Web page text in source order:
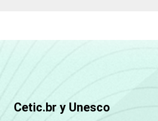
Mais de 5
Cetic.br y Unesco